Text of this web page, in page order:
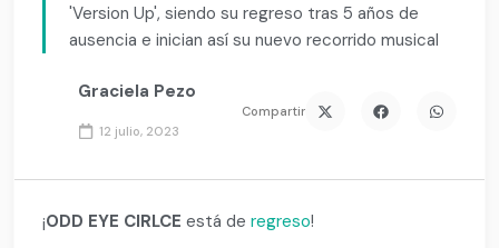
'Version Up', siendo su regreso tras 5 años de
ausencia e inician así su nuevo recorrido musical
Graciela Pezo
12 julio, 2023
Compartir
¡ODD EYE CIRLCEestá deregreso!